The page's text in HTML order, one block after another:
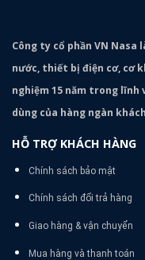
Công ty cổ phần VN Nasa
nước, thiết bị điện cơ, cơ
nghiệm 15 năm trong
dùng của hàng ngàn
HỖ TRỢ KHÁCH HÀNG
Chính sách bảo mật
Chính sách đổi trả hàng
Giao hàng & vận chuyển
Mua hàng và thanh toán